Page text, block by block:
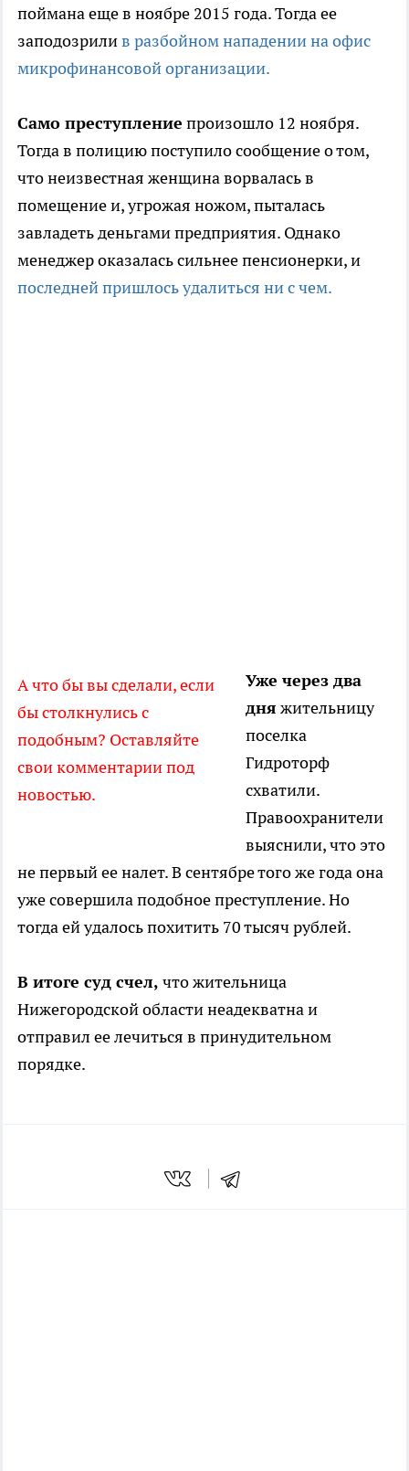
поймана еще в ноябре 2015 года. Тогда ее
заподозрилив разбойном нападении на офис
микрофинансовой организации.
Само преступление произошло 12 ноября.
Тогда в полицию поступило сообщение о том,
что неизвестная женщина ворвалась в
помещение и, угрожая ножом, пыталась
завладеть деньгами предприятия. Однако
менеджер оказалась сильнее пенсионерки, и
последней пришлось удалиться ни с чем.
А что бы вы сделали, если
бы столкнулись с
подобным? Оставляйте
свои комментарии под
новостью.
Уже через два
дня жительницу
поселка
Гидроторф
схватили.
Правоохранители
выяснили, что это
не первый ее налет. В сентябре того же года она
уже совершила подобное преступление. Но
тогда ей удалось похитить 70 тысяч рублей.
В итоге суд счел, что жительница
Нижегородской области неадекватна и
отправил ее лечиться в принудительном
порядке.